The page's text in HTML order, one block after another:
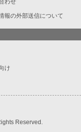
わせ
報の外部送信について
け
Reserved.